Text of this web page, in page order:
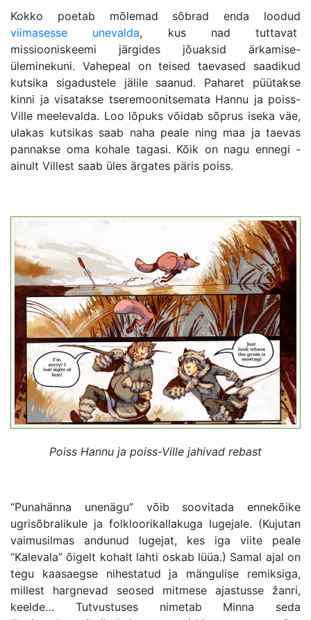
Kokko poetab mõlemad sõbrad enda loodud
viimasesse unevalda, kus nad tuttavat
missiooniskeemi järgides jõuaksid ärkamise-
üleminekuni. Vahepeal on teised taevased saadikud
kutsika sigadustele jälile saanud. Paharet püütakse
kinni ja visatakse tseremoonitsemata Hannu ja poiss-
Ville meelevalda. Loo lõpuks võidab sõprus iseka väe,
ulakas kutsikas saab naha peale ning maa ja taevas
pannakse oma kohale tagasi. Kõik on nagu ennegi -
ainult Villest saab üles ärgates päris poiss.
Poiss Hannu ja poiss-Ville jahivad rebast
“Punahänna unenägu” võib soovitada ennekõike
ugrisõbralikule ja folkloorikallakuga lugejale. (Kujutan
vaimusilmas andunud lugejat, kes iga viite peale
“Kalevala” õigelt kohalt lahti oskab lüüa.) Samal ajal on
tegu kaasaegse nihestatud ja mängulise remiksiga,
millest hargnevad seosed mitmese ajastusse žanri,
keelde… Tutvustuses nimetab Minna seda